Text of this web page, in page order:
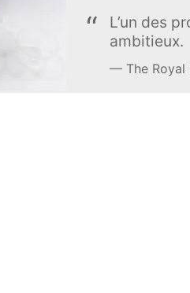
L’un des
ambitieux.
The